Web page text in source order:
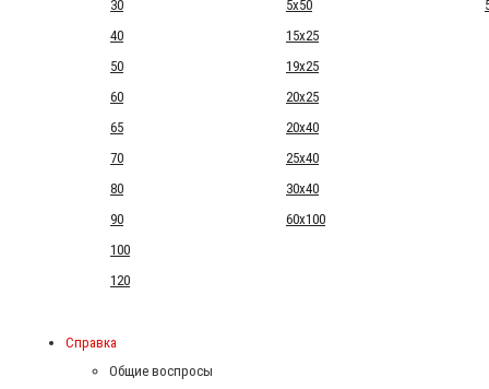
30
5x50
40
15x25
50
19x25
60
20x25
65
20x40
70
25x40
80
30x40
90
60x100
100
120
Справка
Общие воспросы